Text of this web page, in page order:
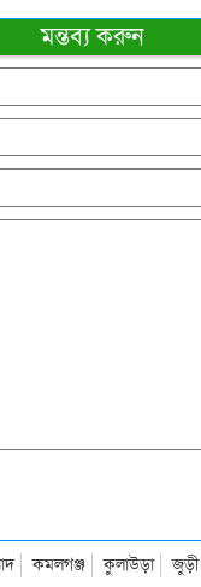
মন্তব্য করুন
কমলগঞ্জ কুলাউড়া জুড়ী